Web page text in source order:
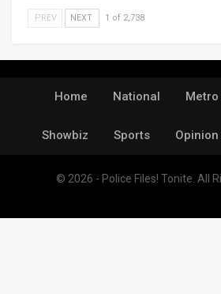
PREV NEXT 1 of 2,738
Home National Metro
Showbiz Sports Opinion
© 2026 - Police Files! Tonite. All